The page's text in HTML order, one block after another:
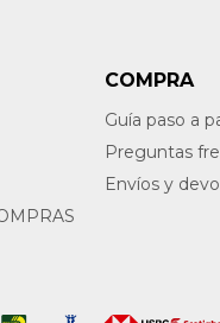
COMPRA
Guía paso a
Preguntas
Envíos y